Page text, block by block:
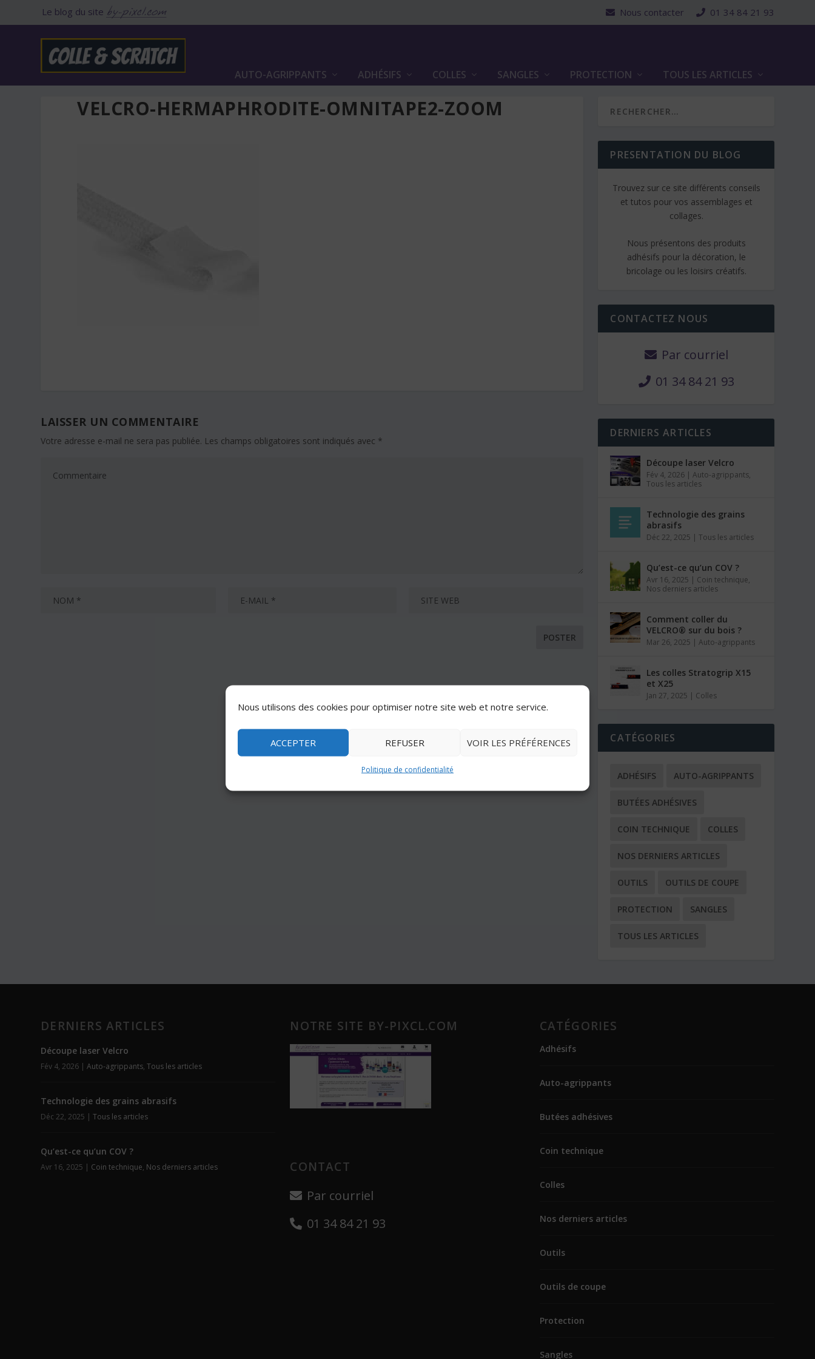
Nous utilisons des cookies pour optimiser notre site web et notre service.
ACCEPTER REFUSER VOIR LES PRÉFÉRENCES
Politique de confidentialité
Le blog du site Nous contacter 01 34 84 21 93
AUTO-AGRIPPANTS ADHÉSIFS COLLES SANGLES PROTECTION TOUS LES ARTICLES
VELCRO-HERMAPHRODITE-OMNITAPE2-ZOOM
LAISSER UN COMMENTAIRE
Votre adresse e-mail ne sera pas publiée. Les champs obligatoires sont indiqués avec *
PRESENTATION DU BLOG
Trouvez sur ce site différents conseils
et tutos pour vos assemblages et
collages.
Nous présentons des produits
adhésifs pour la décoration, le
bricolage ou les loisirs créatifs.
CONTACTEZ NOUS
Par courriel
01 34 84 21 93
DERNIERS ARTICLES
Découpe laser Velcro
Fév 4, 2026 |Auto-agrippants,
Tous les articles
Technologie des grains
abrasifs
Déc 22, 2025 |Tous les articles
Qu’est-ce qu’un COV ?
Avr 16, 2025 | Coin technique,
Nos derniers articles
Comment coller du
VELCRO® sur du bois ?
Mar 26, 2025 |Auto-agrippants
Les colles Stratogrip X15
et X25
Jan 27, 2025 | Colles
CATÉGORIES
ADHÉSIFS AUTO-AGRIPPANTS
BUTÉES ADHÉSIVES
COIN TECHNIQUE COLLES
NOS DERNIERS ARTICLES
OUTILS OUTILS DE COUPE
PROTECTION SANGLES
TOUS LES ARTICLES
DERNIERS ARTICLES
Découpe laser Velcro
Fév 4, 2026 |Auto-agrippants,Tous les articles
Technologie des grains abrasifs
Déc 22, 2025 |Tous les articles
Qu’est-ce qu’un COV ?
Avr 16, 2025 | Coin technique, Nos derniers articles
NOTRE SITE BY-PIXCL.COM
CONTACT
Par courriel
01 34 84 21 93
CATÉGORIES
Adhésifs
Auto-agrippants
Butées adhésives
Coin technique
Colles
Nos derniers articles
Outils
Outils de coupe
Protection
Sangles